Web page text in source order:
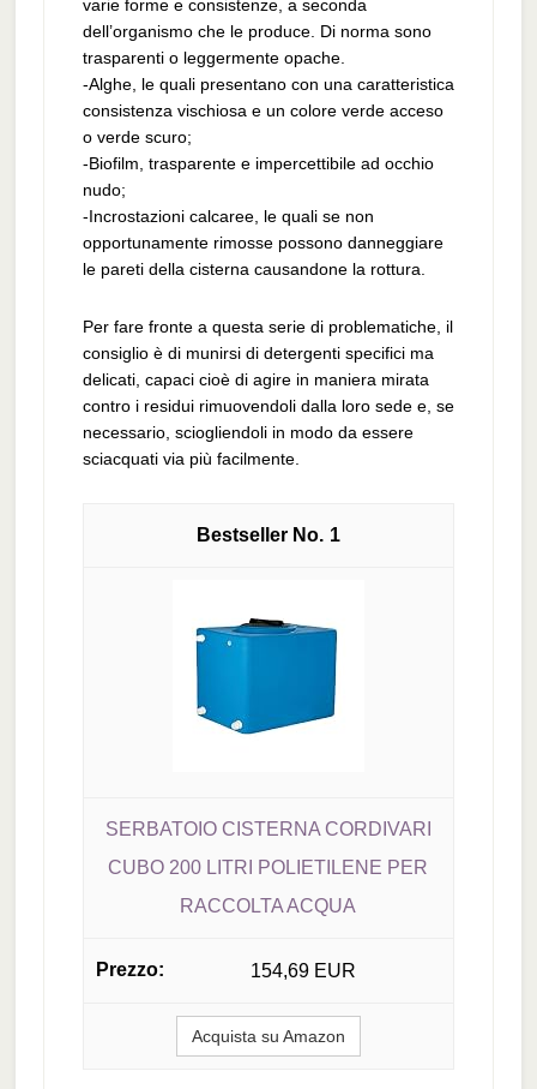
varie forme e consistenze, a seconda
dell’organismo che le produce. Di norma sono
trasparenti o leggermente opache.
-Alghe, le quali presentano con una caratteristica
consistenza vischiosa e un colore verde acceso
o verde scuro;
-Biofilm, trasparente e impercettibile ad occhio
nudo;
-Incrostazioni calcaree, le quali se non
opportunamente rimosse possono danneggiare
le pareti della cisterna causandone la rottura.
Per fare fronte a questa serie di problematiche, il
consiglio è di munirsi di detergenti specifici ma
delicati, capaci cioè di agire in maniera mirata
contro i residui rimuovendoli dalla loro sede e, se
necessario, sciogliendoli in modo da essere
sciacquati via più facilmente.
1
SERBATOIO CISTERNA CORDIVARI
CUBO 200 LITRI POLIETILENE PER
RACCOLTA ACQUA
154,69 EUR
Acquista su Amazon